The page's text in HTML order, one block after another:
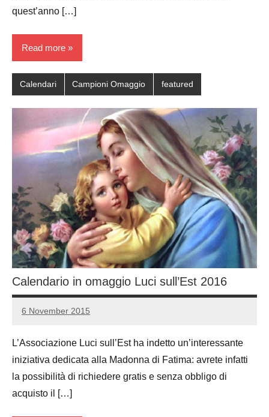
quest’anno […]
Read more
Calendari Campioni Omaggio featured
Calendario in omaggio Luci sull’Est 2016
6 November 2015
Luca
1
L’Associazione Luci sull’Est ha indetto un’interessante
iniziativa dedicata alla Madonna di Fatima: avrete infatti
la possibilità di richiedere gratis e senza obbligo di
acquisto il […]